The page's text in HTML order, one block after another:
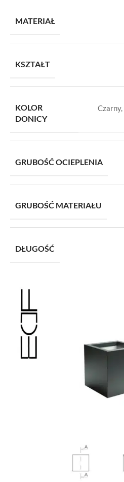
MATERIAŁ
KSZTAŁT
KOLOR
DONICY
Czarny,
GRUBOŚĆ OCIEPLENIA
GRUBOŚĆ MATERIAŁU
DŁUGOŚĆ